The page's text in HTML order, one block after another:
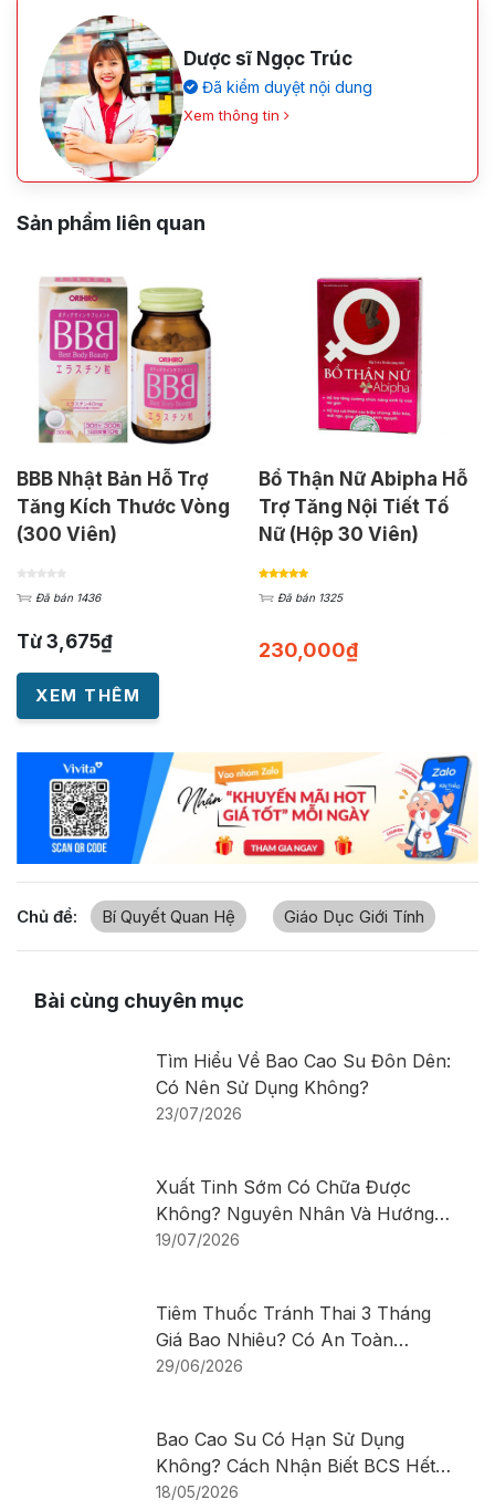
Dược sĩ Ngọc Trúc
Đã kiểm duyệt nội dung
Xem thông tin
Sản phẩm liên quan
BBB Nhật Bản Hỗ Trợ
Tăng Kích Thước Vòng
(300 Viên)
Đã bán 1436
Từ 3,675₫
Bổ Thận Nữ Abipha Hỗ
Trợ Tăng Nội Tiết Tố
Nữ (Hộp 30 Viên)
Đã bán 1325
230,000₫
XEM THÊM
Chủ đề: Bí Quyết Quan Hệ Giáo Dục Giới Tính
Bài cùng chuyên mục
Tìm Hiểu Về Bao Cao Su Đôn Dên:
Có Nên Sử Dụng Không?
23/07/2026
Xuất Tinh Sớm Có Chữa Được
Không? Nguyên Nhân Và Hướng
Điều Trị
19/07/2026
Tiêm Thuốc Tránh Thai 3 Tháng
Giá Bao Nhiêu? Có An Toàn
Không?
29/06/2026
Bao Cao Su Có Hạn Sử Dụng
Không? Cách Nhận Biết BCS Hết
Hạn
18/05/2026